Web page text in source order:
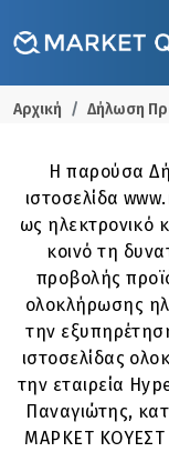
Αρχική Δήλωση
Η παρούσα
ιστοσελίδα
ως ηλεκτρονικό
κοινό τη
προβολής
ολοκλήρωσης
την
ιστοσελίδας
την εταιρεία
Παναγιώτης,
ΜΑΡΚΕΤ ΚΟΥΕΣΤ